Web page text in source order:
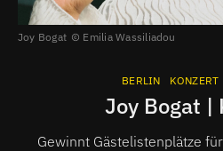
Joy Bogat Emilia Wassiliadou
BERLIN KONZERT
Joy Bogat |
Gewinnt Gästelistenplätze